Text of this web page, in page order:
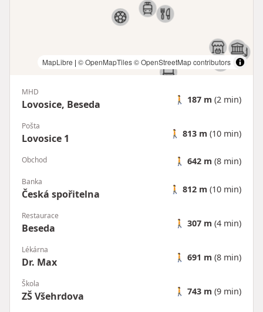
MapLibre | © OpenMapTiles© OpenStreetMap contributors
MHD
Lovosice, Beseda 🚶 187 m (2 min)
Pošta
Lovosice 1 🚶 813 m (10 min)
Obchod 🚶 642 m (8 min)
Banka
Česká spořitelna 🚶 812 m (10 min)
Restaurace
Beseda 🚶 307 m (4 min)
Lékárna
Dr. Max 🚶 691 m (8 min)
Škola
ZŠ Všehrdova 🚶 743 m (9 min)